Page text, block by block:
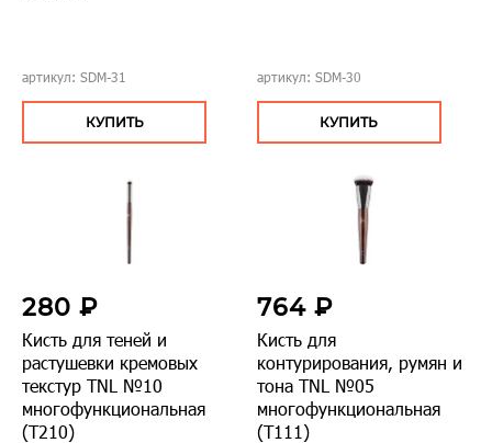
артикул: SDM-31
КУПИТЬ
артикул: SDM-30
КУПИТЬ
280 ₽
Кисть для теней и
растушевки кремовых
текстур TNL №10
многофункциональная
(Т210)
764 ₽
Кисть для
контурирования, румян и
тона TNL №05
многофункциональная
(Т111)